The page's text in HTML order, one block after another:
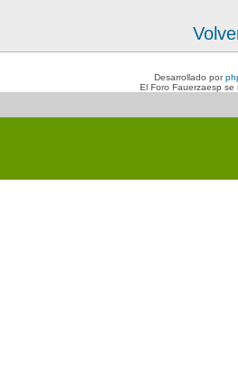
Desarrollado por
El Foro Fauerzaesp